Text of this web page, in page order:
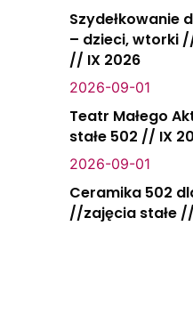
Szydełkowanie
– dzieci, wtorki
// IX 2026
2026-09-01
Teatr Małego
stałe 502 // IX
2026-09-01
Ceramika 502
//zajęcia stałe